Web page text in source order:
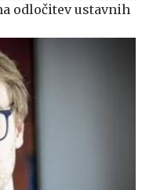
odločitev ustavnih